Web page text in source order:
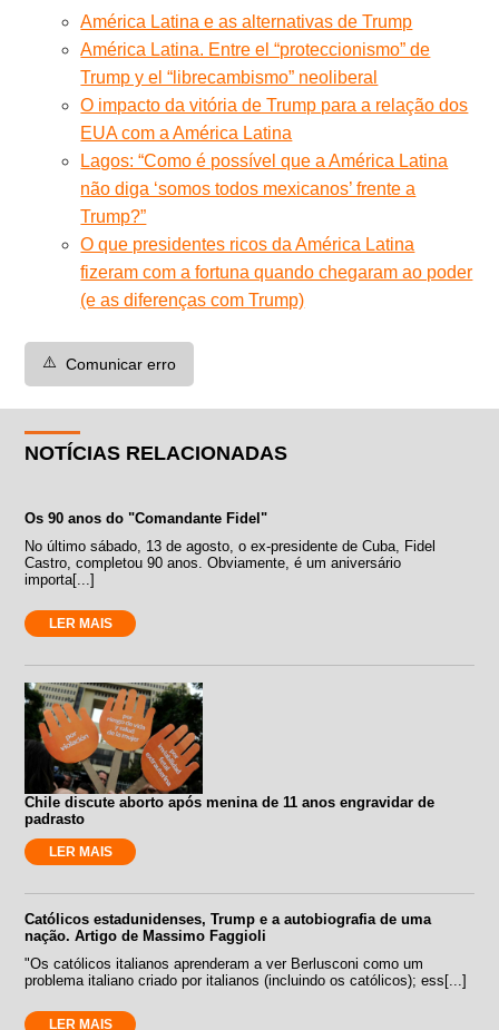
América Latina e as alternativas de Trump
América Latina. Entre el “proteccionismo” de
Trump y el “librecambismo” neoliberal
O impacto da vitória de Trump para a relação dos
EUA com a América Latina
Lagos: “Como é possível que a América Latina
não diga ‘somos todos mexicanos’ frente a
Trump?”
O que presidentes ricos da América Latina
fizeram com a fortuna quando chegaram ao poder
(e as diferenças com Trump)
⚠️ Comunicar erro
NOTÍCIAS RELACIONADAS
Os 90 anos do "Comandante Fidel"
No último sábado, 13 de agosto, o ex-presidente de Cuba, Fidel
Castro, completou 90 anos. Obviamente, é um aniversário
importa[...]
LER MAIS
Chile discute aborto após menina de 11 anos engravidar de
padrasto
LER MAIS
Católicos estadunidenses, Trump e a autobiografia de uma
nação. Artigo de Massimo Faggioli
"Os católicos italianos aprenderam a ver Berlusconi como um
problema italiano criado por italianos (incluindo os católicos); ess[...]
LER MAIS